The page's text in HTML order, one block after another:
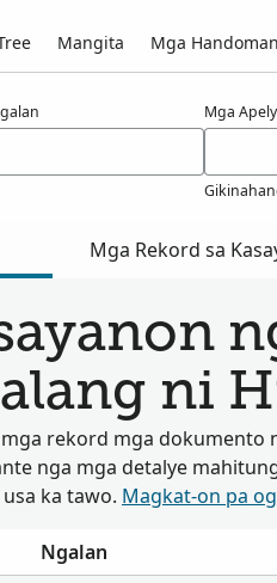
Mangita Mga
Mga
Mga Rekord sa
ni
rekord mga dokumento
nga mga detalye
ka tawo. Magkat-on pa
Ngalan